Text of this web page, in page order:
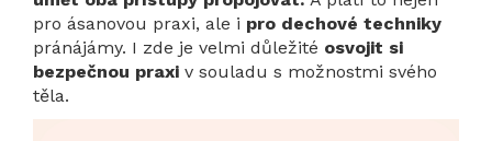
pro ásanovou praxi, ale i pro dechové techniky
pránájámy. I zde je velmi důležité osvojit si
bezpečnou praxi v souladu s možnostmi svého
těla.